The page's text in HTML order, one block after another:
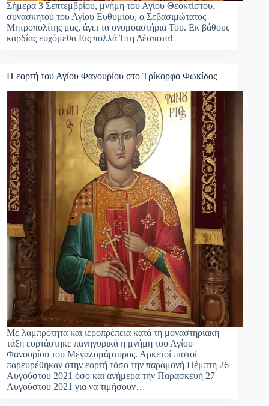
Σήμερα 3 Σεπτεμβρίου, μνήμη του Αγίου Θεοκτίστου,
συνασκητού του Αγίου Ευθυμίου, ο Σεβασιμώτατος
Μητροπολίτης μας, άγει τα ονομοαστήρια Του. Εκ βάθους
καρδίας ευχόμεθα Εις πολλά Έτη Δέσποτα!
Η εορτή του Αγίου Φανουρίου στο Τρίκορφο Φωκίδος
Με λαμπρότητα και ιεροπρέπεια κατά τη μοναστηριακή
τάξη εορτάστηκε πανηγυρικά η μνήμη του Αγίου
Φανουρίου του Μεγαλομάρτυρος. Αρκετοί πιστοί
παρευρέθηκαν στην εορτή τόσο την παραμονή Πέμπτη 26
Αυγούστου 2021 όσο και ανήμερα την Παρασκευή 27
Αυγούστου 2021 για να τιμήσουν…